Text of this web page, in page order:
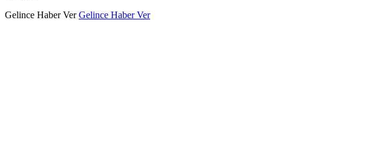
Gelince Haber Ver Gelince Haber Ver